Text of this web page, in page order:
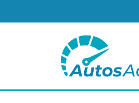
contenido